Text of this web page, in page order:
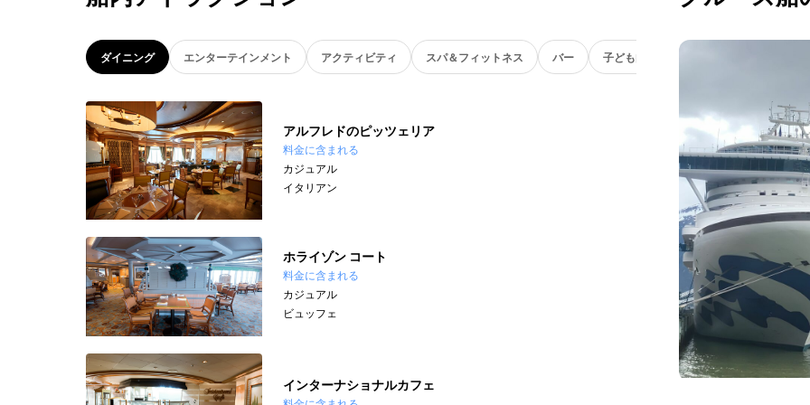
ダイニング エンターテインメント アクティビティ スパ＆フィットネス バー 子ども向け
アルフレドのピッツェリア
料金に含まれる
カジュアル
イタリアン
ホライゾン コート
料金に含まれる
カジュアル
ビュッフェ
インターナショナルカフェ